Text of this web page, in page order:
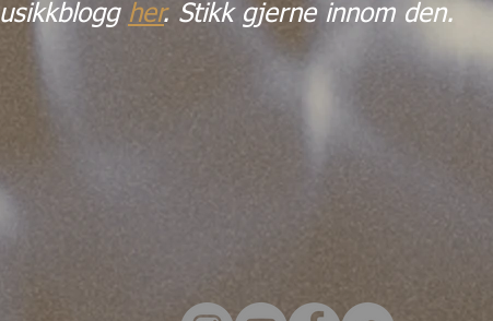
her. Stikk gjerne innom den.